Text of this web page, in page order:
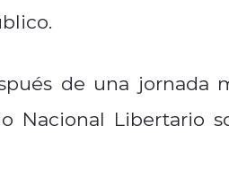
de una jornada
Nacional Libertario